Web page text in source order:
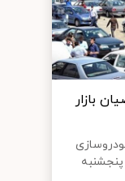
بازار
۱۴۰۰ از روز پنجشنبه